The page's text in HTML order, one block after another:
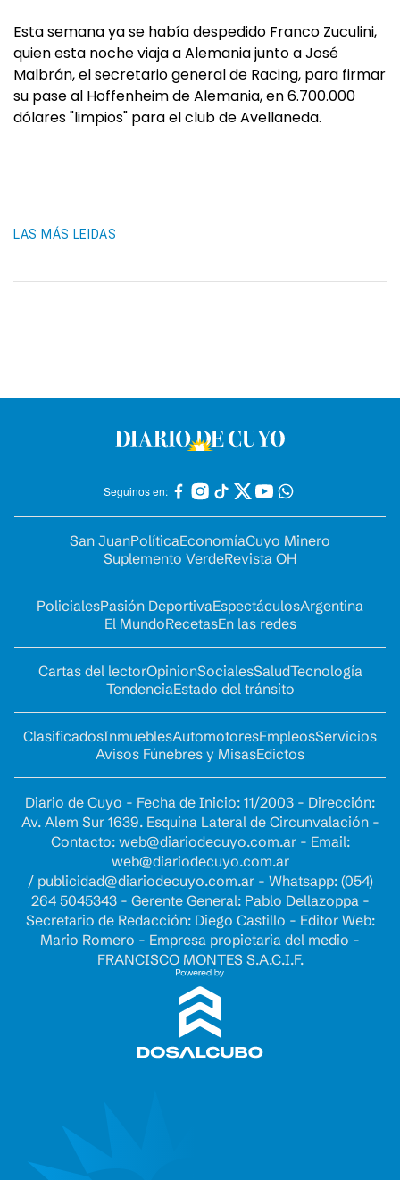
Esta semana ya se había despedido Franco Zuculini,
quien esta noche viaja a Alemania junto a José
Malbrán, el secretario general de Racing, para firmar
su pase al Hoffenheim de Alemania, en 6.700.000
dólares "limpios" para el club de Avellaneda.
LAS MÁS LEIDAS
Seguinos en:
San JuanPolíticaEconomíaCuyo Minero
Suplemento VerdeRevista OH
PolicialesPasión DeportivaEspectáculosArgentina
El MundoRecetasEn las redes
Cartas del lectorOpinionSocialesSaludTecnología
TendenciaEstado del tránsito
ClasificadosInmueblesAutomotoresEmpleosServicios
Avisos Fúnebres y MisasEdictos
Diario de Cuyo - Fecha de Inicio: 11/2003 - Dirección:
Av. Alem Sur 1639. Esquina Lateral de Circunvalación -
Contacto: web@diariodecuyo.com.ar- Email:
web@diariodecuyo.com.ar
/ publicidad@diariodecuyo.com.ar- Whatsapp: (054)
264 5045343 - Gerente General: Pablo Dellazoppa -
Secretario de Redacción: Diego Castillo - Editor Web:
Mario Romero - Empresa propietaria del medio -
FRANCISCO MONTES S.A.C.I.F.